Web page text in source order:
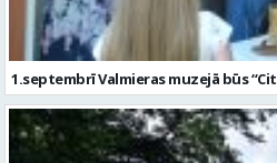
1.septembrī Valmieras muzejā būs